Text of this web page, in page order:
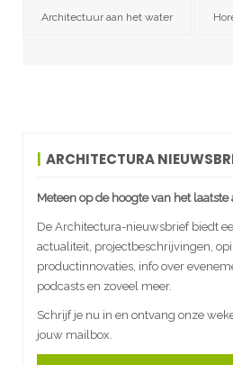
Architectuur aan het water
ARCHITECTURA
Meteen op de hoogte van het
De Architectura-nieuwsbrief biedt
actualiteit, projectbeschrijvingen,
productinnovaties, info over
podcasts en zoveel meer.
Schrijf je nu in en ontvang onze
jouw mailbox.